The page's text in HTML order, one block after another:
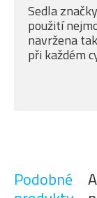
Sedla
použití
navržena
při každém
Podobné